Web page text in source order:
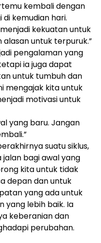
kembali dengan
kemudian hari.
kekuatan untuk
untuk terpuruk.”
pengalaman yang
ia juga dapat
untuk tumbuh dan
mengajak kita untuk
motivasi untuk
yang baru. Jangan
suatu siklus,
bagi awal yang
kita untuk tidak
depan dan untuk
yang ada untuk
yang lebih baik. Ia
keberanian dan
perubahan.